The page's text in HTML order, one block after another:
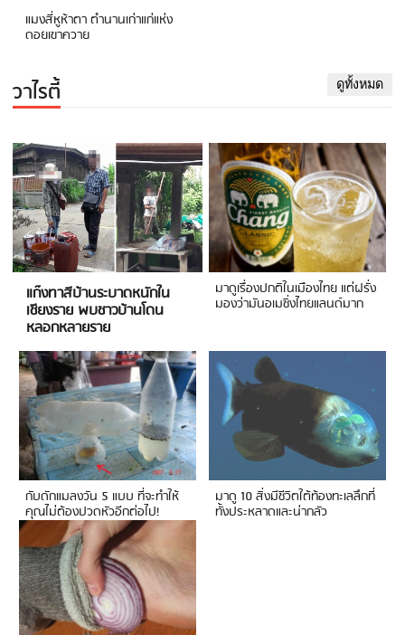
แมงสี่หูห้าตา ตำนานเก่าแก่แห่ง
ดอยเขาควาย
วาไรตี้ ดูทั้งหมด
แก๊งทาสีบ้านระบาดหนักใน
เชียงราย พบชาวบ้านโดน
หลอกหลายราย
มาดูเรื่องปกติในเมืองไทย แต่ฝรั่ง
มองว่ามันอเมซิ่งไทยแลนด์มาก
กับดักแมลงวัน 5 แบบ ที่จะทำให้
คุณไม่ต้องปวดหัวอีกต่อไป!
มาดู 10 สิ่งมีชีวิตใต้ท้องทะเลลึกที่
ทั้งประหลาดและน่ากลัว